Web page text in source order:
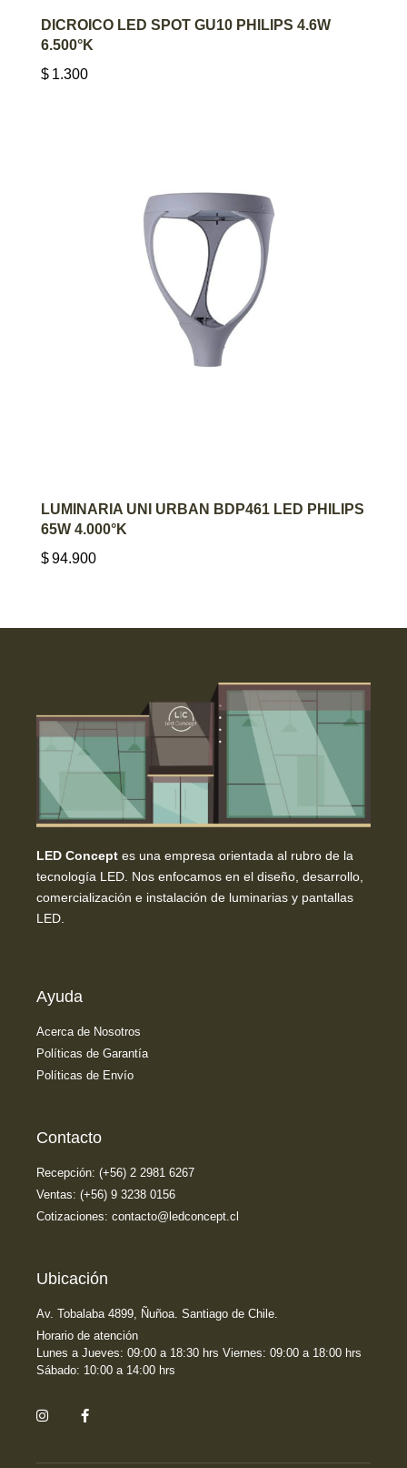
AGREGAR AL CARRITO
DICROICO LED SPOT GU10 PHILIPS 4.6W
6.500°K
$ 1.300
AGREGAR AL CARRITO
LUMINARIA UNI URBAN BDP461 LED PHILIPS
65W 4.000°K
$94.900
LED Concept es una empresa orientada al rubro de la
tecnología LED. Nos enfocamos en el diseño, desarrollo,
comercialización e instalación de luminarias y pantallas
LED.
Ayuda
Acerca de Nosotros
Políticas de Garantía
Políticas de Envío
Contacto
Recepción: (+56) 2 2981 6267
Ventas: (+56) 9 3238 0156
Cotizaciones: contacto@ledconcept.cl
Ubicación
Av. Tobalaba 4899, Ñuñoa. Santiago de Chile.
Horario de atención
Lunes a Jueves: 09:00 a 18:30 hrs Viernes: 09:00 a 18:00 hrs
Sábado: 10:00 a 14:00 hrs